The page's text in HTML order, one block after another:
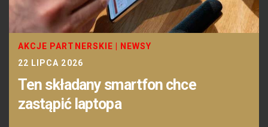
AKCJE PARTNERSKIE
NEWSY
22 LIPCA 2026
Ten składany smartfon chce
zastąpić laptopa